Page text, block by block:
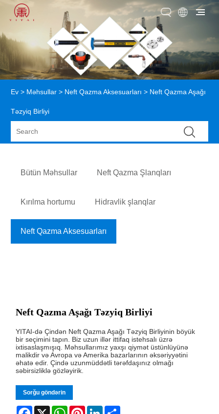
Ev > Məhsullar > Neft Qazma Aksesuarları > Neft Qazma Aşağı
Təzyiq Birliyi
Bütün Məhsullar Neft Qazma Şlanqları
Kırılma hortumu Hidravlik şlanqlar
Neft Qazma Aksesuarları
Neft Qazma Aşağı Təzyiq Birliyi
YITAI-də Çindən Neft Qazma Aşağı Təzyiq Birliyinin böyük
bir seçimini tapın. Biz uzun illər ittifaq istehsalı üzrə
ixtisaslaşmışıq. Məhsullarımız yaxşı qiymət üstünlüyünə
malikdir və Avropa və Amerika bazarlarının əksəriyyətini
əhatə edir. Çində uzunmüddətli tərəfdaşınız olmağı
səbirsizliklə gözləyirik.
Sorğu göndərin
Facebook
X WhatsAppPinterestLinkedIn